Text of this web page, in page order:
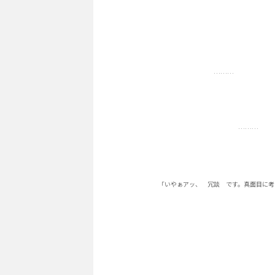
………
………
「いやぁアッ、 冗談 です。真面目に考えて